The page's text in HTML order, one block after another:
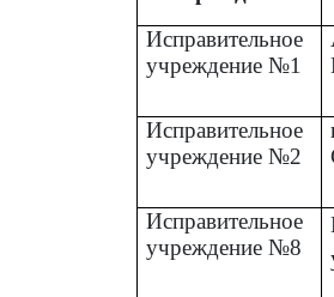
Исправительное
учреждение №1
Исправительное
учреждение №2
Исправительное
учреждение №8